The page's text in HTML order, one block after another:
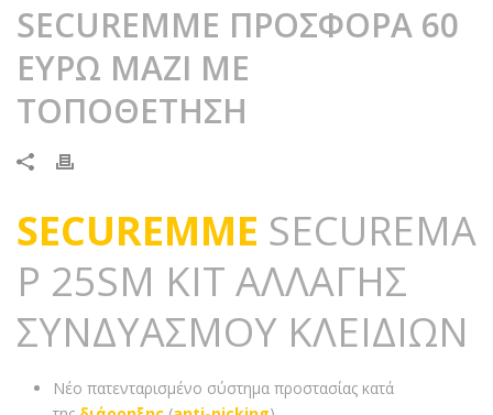
SECUREMME ΠΡΟΣΦΟΡΑ 60
ΕΥΡΩ ΜΑΖΙ ΜΕ
ΤΟΠΟΘΕΤΗΣΗ
SECUREMME SECURΕMA
P 25SM ΚΙΤ ΑΛΛΑΓΗΣ
ΣΥΝΔΥΑΣΜΟΥ ΚΛΕΙΔΙΩΝ
Νέο πατενταρισμένο σύστημα προστασίας κατά